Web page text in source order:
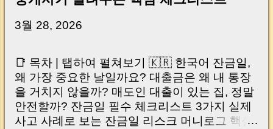
3월 28, 2026
📑 목차 | 탭하여 펼쳐보기 🇰🇷 한국어 잔금일,
왜 가장 중요한 날일까요? 대출금은 왜 내 통장
을 거치지 않을까? 매도인 대출이 있는 집, 정말
안전할까? 잔금일 필수 체크리스트 3가지 실제
사고 사례로 보는 잔금일 리스크 머니로그 핵심